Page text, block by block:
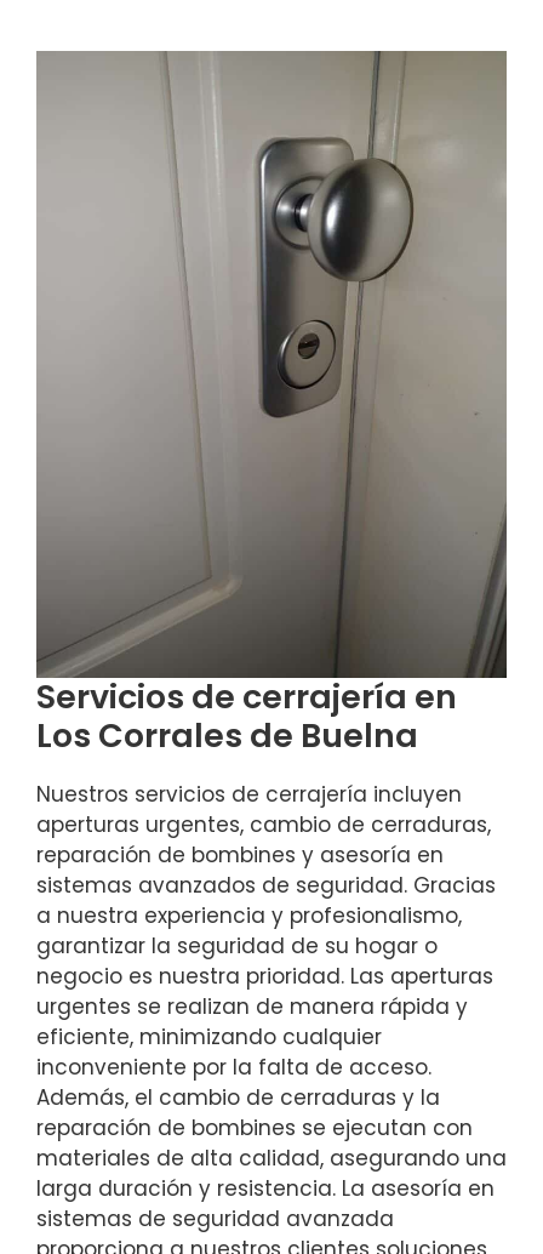
Servicios de cerrajería en
Los Corrales de Buelna
Nuestros servicios de cerrajería incluyen
aperturas urgentes, cambio de cerraduras,
reparación de bombines y asesoría en
sistemas avanzados de seguridad. Gracias
a nuestra experiencia y profesionalismo,
garantizar la seguridad de su hogar o
negocio es nuestra prioridad. Las aperturas
urgentes se realizan de manera rápida y
eficiente, minimizando cualquier
inconveniente por la falta de acceso.
Además, el cambio de cerraduras y la
reparación de bombines se ejecutan con
materiales de alta calidad, asegurando una
larga duración y resistencia. La asesoría en
sistemas de seguridad avanzada